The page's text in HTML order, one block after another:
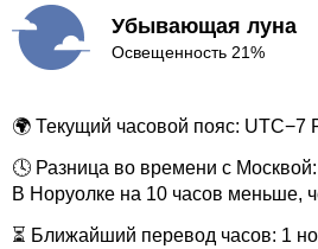
Убывающая луна
Освещенность 21%
🌍 Текущий часовой пояс: UTC−7
🕓 Разница во времени с
В Норуолке на 10 часов меньше,
⏳ Ближайший перевод часов: 1